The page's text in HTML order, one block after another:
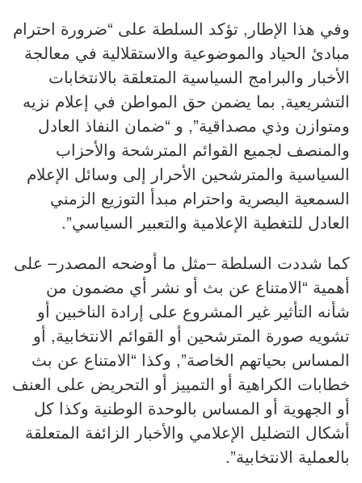
وفي هذا الإطار, تؤكد السلطة على “ضرورة احترام
مبادئ الحياد والموضوعية والاستقلالية في معالجة
الأخبار والبرامج السياسية المتعلقة بالانتخابات
التشريعية, بما يضمن حق المواطن في إعلام نزيه
ومتوازن وذي مصداقية”, و “ضمان النفاذ العادل
والمنصف لجميع القوائم المترشحة والأحزاب
السياسية والمترشحين الأحرار إلى وسائل الإعلام
السمعية البصرية واحترام مبدأ التوزيع الزمني
العادل للتغطية الإعلامية والتعبير السياسي”.
كما شددت السلطة –مثل ما أوضحه المصدر– على
أهمية “الامتناع عن بث أو نشر أي مضمون من
شأنه التأثير غير المشروع على إرادة الناخبين أو
تشويه صورة المترشحين أو القوائم الانتخابية, أو
المساس بحياتهم الخاصة”, وكذا “الامتناع عن بث
خطابات الكراهية أو التمييز أو التحريض على العنف
أو الجهوية أو المساس بالوحدة الوطنية وكذا كل
أشكال التضليل الإعلامي والأخبار الزائفة المتعلقة
بالعملية الانتخابية”.